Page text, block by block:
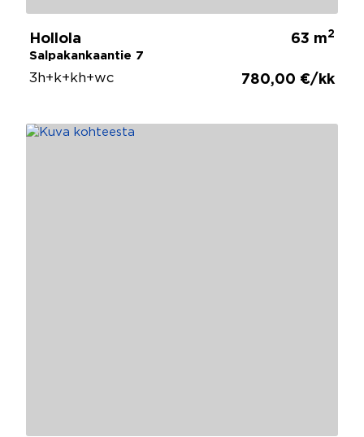
Hollola
Salpakankaantie 7
63 m2
3h+k+kh+wc 780,00 €/kk